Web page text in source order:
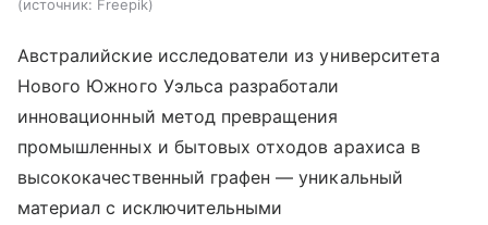
источник: Freepik
Австралийские исследователи из университета
Нового Южного Уэльса разработали
инновационный метод превращения
промышленных и бытовых отходов арахиса в
высококачественный графен — уникальный
материал с исключительными